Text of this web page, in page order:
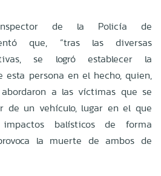
de la Policía de
que, “tras las diversas
se logró establecer la
persona en el hecho, quien,
a las víctimas que se
de un vehículo, lugar en el que
balísticos de forma
la muerte de ambos de